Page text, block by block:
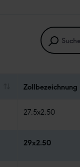
Zollbezeichnung
27.5x2.50
29x2.50